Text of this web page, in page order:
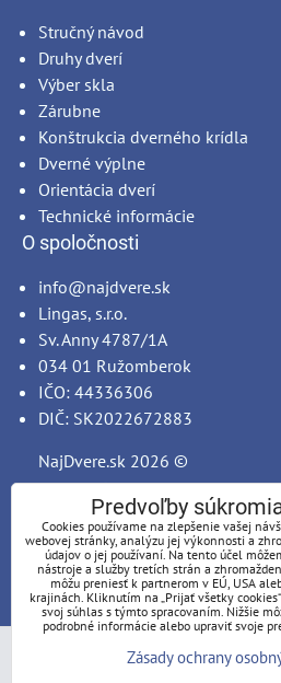
Stručný návod
Druhy dverí
Výber skla
Zárubne
Konštrukcia dverného krídla
Dverné výplne
Orientácia dverí
Technické informácie
O spoločnosti
info@najdvere.sk
Lingas, s.r.o.
Sv. Anny 4787/1A
034 01 Ružomberok
IČO: 44336306
DIČ: SK2022672883
NajDvere.sk 2026 ©
Predvoľby súkromia
Zásady
Predvoľby
Cookies používame na zlepšenie vašej
webovej stránky, analýzu jej výkonnosti a
údajov o jej používaní. Na tento účel
nástroje a služby tretích strán a
môžu preniesť k partnerom v EÚ, USA
krajinách. Kliknutím na „Prijať všetky
svoj súhlas s týmto spracovaním. Nižšie
podrobné informácie alebo upraviť svoje
Zásady ochrany